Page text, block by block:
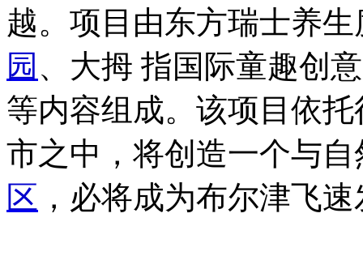
越。项目由东方瑞士养
园 、大拇 指国际童趣创
等内容组成。该项目依
市之中，将创造一个与
区 ，必将成为布尔津飞